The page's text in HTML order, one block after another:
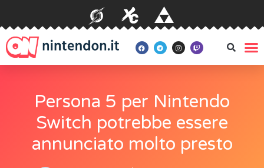
Persona 5 per Nintendo
Switch potrebbe essere
annunciato molto presto